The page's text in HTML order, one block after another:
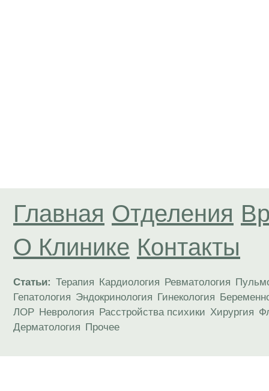
Главная Отделения
О Клинике Контакты
Статьи: Терапия Кардиология Ревматология
Гепатология Эндокринология Гинекология
ЛОР Неврология Расстройства психики Хирургия
Дерматология Прочее